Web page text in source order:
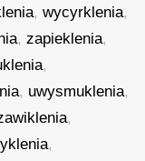
,wycyrklenia,
,zapieklenia,
,
, uwysmuklenia,
,
,